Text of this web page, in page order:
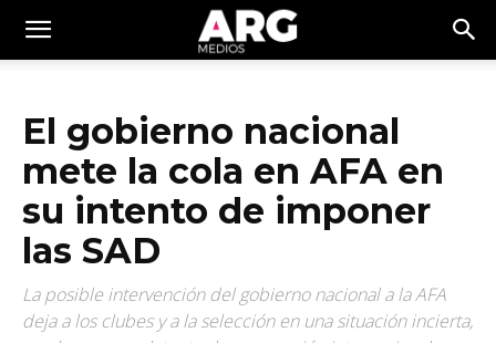
El gobierno nacional
mete la cola en AFA en
su intento de imponer
las SAD
La posible intervención del gobierno nacional a la AFA
deja a los clubes y a la selección en una situación incierta,